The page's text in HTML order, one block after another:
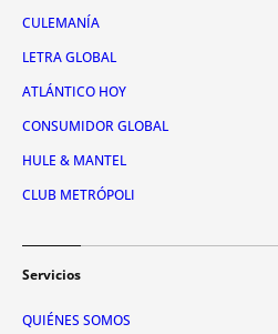
CULEMANÍA
LETRA GLOBAL
ATLÁNTICO HOY
CONSUMIDOR GLOBAL
HULE & MANTEL
CLUB METRÓPOLI
Servicios
QUIÉNES SOMOS